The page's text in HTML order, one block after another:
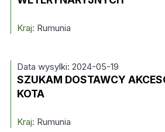
Kraj: Rumunia
Data wysylki: 2024-05-19
SZUKAM DOSTAWCY
KOTA
Kraj: Rumunia